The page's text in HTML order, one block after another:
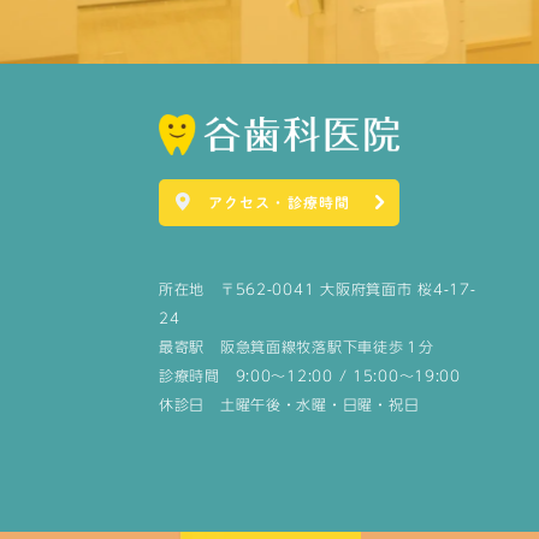
アクセス・診療時間
所在地 〒562-0041 大阪府箕面市 桜4-17-
24
最寄駅 阪急箕面線牧落駅下車徒歩１分
診療時間 9:00～12:00 / 15:00～19:00
休診日 土曜午後・水曜・日曜・祝日